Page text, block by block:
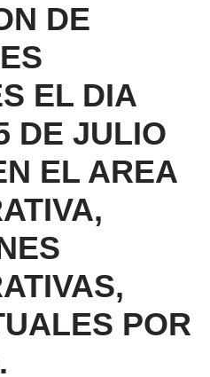
DE
EL DIA
DE JULIO
EL AREA
POR